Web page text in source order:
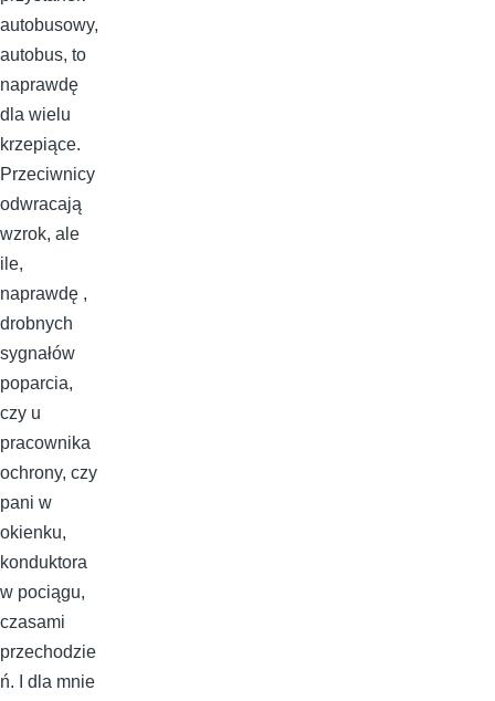
autobusowy,
autobus, to
naprawdę
dla wielu
krzepiące.
Przeciwnicy
odwracają
wzrok, ale
ile,
naprawdę ,
drobnych
sygnałów
poparcia,
czy u
pracownika
ochrony, czy
pani w
okienku,
konduktora
w pociągu,
czasami
przechodzie
ń. I dla mnie